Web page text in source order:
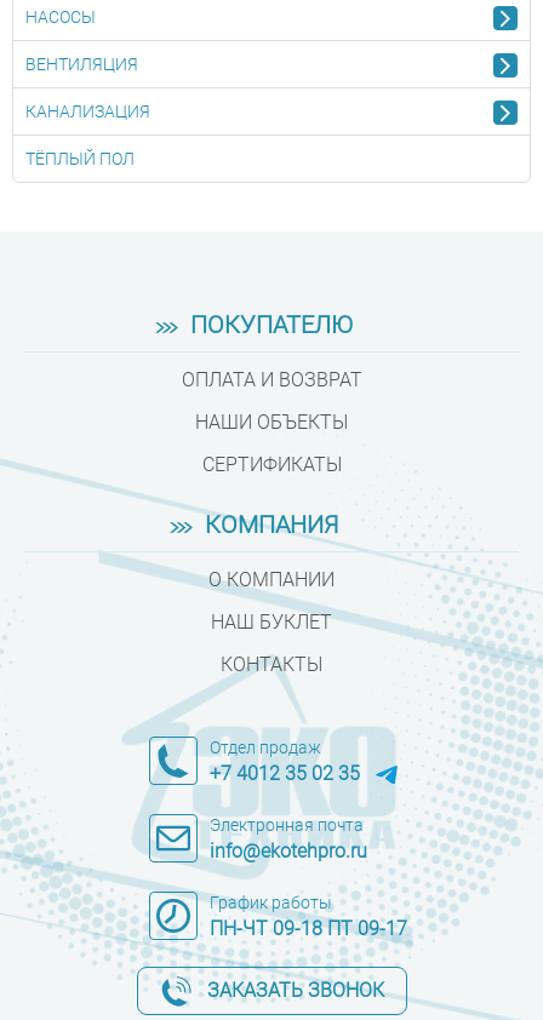
НАСОСЫ
ВЕНТИЛЯЦИЯ
КАНАЛИЗАЦИЯ
ТЁПЛЫЙ ПОЛ
ПОКУПАТЕЛЮ
ОПЛАТА И ВОЗВРАТ
НАШИ ОБЪЕКТЫ
СЕРТИФИКАТЫ
КОМПАНИЯ
О КОМПАНИИ
НАШ БУКЛЕТ
КОНТАКТЫ
Отдел продаж
+7 4012 35 02 35
Электронная почта
info@ekotehpro.ru
График работы
ПН-ЧТ 09-18 ПТ 09-17
ЗАКАЗАТЬ ЗВОНОК